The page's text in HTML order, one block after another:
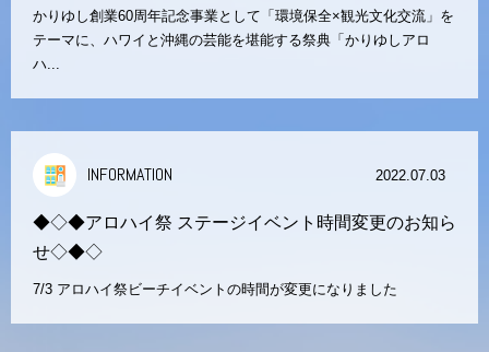
かりゆし創業60周年記念事業として「環境保全×観光文化交流」を
テーマに、ハワイと沖縄の芸能を堪能する祭典「かりゆしアロ
ハ...
INFORMATION 2022.07.03
◆◇◆アロハイ祭 ステージイベント時間変更のお知ら
せ◇◆◇
7/3 アロハイ祭ビーチイベントの時間が変更になりました